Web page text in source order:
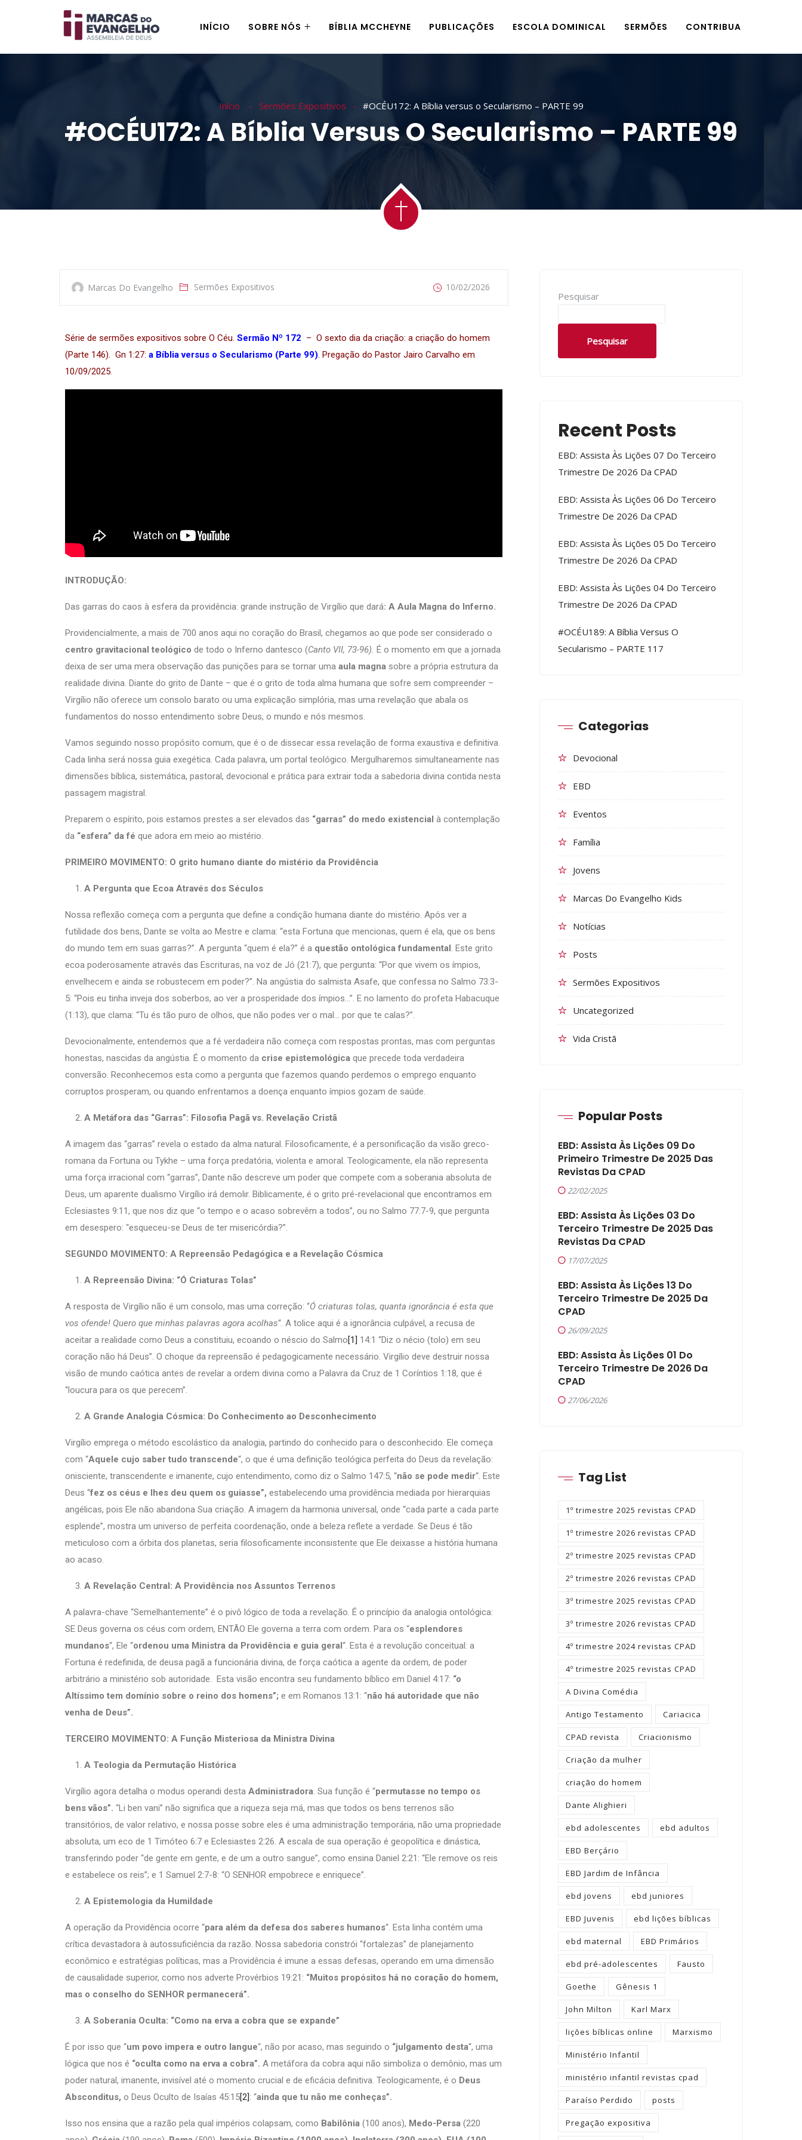
INÍCIO SOBRE NÓS BÍBLIA MCCHEYNE PUBLICAÇÕES ESCOLA DOMINICAL SERMÕES CONTRIBUA
Início Sermões Expositivos #OCÉU172: A Bíblia versus o Secularismo – PARTE 99
#OCÉU172: A Bíblia Versus O Secularismo – PARTE 99
Marcas Do Evangelho Sermões Expositivos 10/02/2026
Série de sermões expositivos sobre O Céu. Sermão Nº 172 – O sexto dia da criação: a criação do homem
(Parte 146). Gn 1:27: a Bíblia versus o Secularismo (Parte 99). Pregação do Pastor Jairo Carvalho em
10/09/2025.
INTRODUÇÃO:
Das garras do caos à esfera da providência: grande instrução de Virgílio que dará: A Aula Magna do Inferno.
Providencialmente, a mais de 700 anos aqui no coração do Brasil, chegamos ao que pode ser considerado o
centro gravitacional teológico de todo o Inferno dantesco (Canto VII, 73-96). É o momento em que a jornada
deixa de ser uma mera observação das punições para se tornar uma aula magna sobre a própria estrutura da
realidade divina. Diante do grito de Dante – que é o grito de toda alma humana que sofre sem compreender –
Virgílio não oferece um consolo barato ou uma explicação simplória, mas uma revelação que abala os
fundamentos do nosso entendimento sobre Deus, o mundo e nós mesmos.
Vamos seguindo nosso propósito comum, que é o de dissecar essa revelação de forma exaustiva e definitiva.
Cada linha será nossa guia exegética. Cada palavra, um portal teológico. Mergulharemos simultaneamente nas
dimensões bíblica, sistemática, pastoral, devocional e prática para extrair toda a sabedoria divina contida nesta
passagem magistral.
Preparem o espírito, pois estamos prestes a ser elevados das “garras” do medo existencial à contemplação
da “esfera” da fé que adora em meio ao mistério.
PRIMEIRO MOVIMENTO: O grito humano diante do mistério da Providência
A Pergunta que Ecoa Através dos Séculos
Nossa reflexão começa com a pergunta que define a condição humana diante do mistério. Após ver a
futilidade dos bens, Dante se volta ao Mestre e clama: “esta Fortuna que mencionas, quem é ela, que os bens
do mundo tem em suas garras?”. A pergunta “quem é ela?” é a questão ontológica fundamental. Este grito
ecoa poderosamente através das Escrituras, na voz de Jó (21:7), que pergunta: “Por que vivem os ímpios,
envelhecem e ainda se robustecem em poder?”. Na angústia do salmista Asafe, que confessa no Salmo 73:3-
5: “Pois eu tinha inveja dos soberbos, ao ver a prosperidade dos ímpios…”. E no lamento do profeta Habacuque
(1:13), que clama: “Tu és tão puro de olhos, que não podes ver o mal… por que te calas?”.
Devocionalmente, entendemos que a fé verdadeira não começa com respostas prontas, mas com perguntas
honestas, nascidas da angústia. É o momento da crise epistemológica que precede toda verdadeira
conversão. Reconhecemos esta como a pergunta que fazemos quando perdemos o emprego enquanto
corruptos prosperam, ou quando enfrentamos a doença enquanto ímpios gozam de saúde.
A Metáfora das “Garras”: Filosofia Pagã vs. Revelação Cristã
A imagem das “garras” revela o estado da alma natural. Filosoficamente, é a personificação da visão greco-
romana da Fortuna ou Tykhe – uma força predatória, violenta e amoral. Teologicamente, ela não representa
uma força irracional com “garras”, Dante não descreve um poder que compete com a soberania absoluta de
Deus, um aparente dualismo Virgílio irá demolir. Biblicamente, é o grito pré-revelacional que encontramos em
Eclesiastes 9:11, que nos diz que “o tempo e o acaso sobrevêm a todos”, ou no Salmo 77:7-9, que pergunta
em desespero: “esqueceu-se Deus de ter misericórdia?”.
SEGUNDO MOVIMENTO: A Repreensão Pedagógica e a Revelação Cósmica
A Repreensão Divina: “Ó Criaturas Tolas”
A resposta de Virgílio não é um consolo, mas uma correção: “Ó criaturas tolas, quanta ignorância é esta que
vos ofende! Quero que minhas palavras agora acolhas“. A tolice aqui é a ignorância culpável, a recusa de
aceitar a realidade como Deus a constituiu, ecoando o néscio do Salmo[1] 14:1 “Diz o nécio (tolo) em seu
coração não há Deus”. O choque da repreensão é pedagogicamente necessário. Virgílio deve destruir nossa
visão de mundo caótica antes de revelar a ordem divina como a Palavra da Cruz de 1 Coríntios 1:18, que é
“loucura para os que perecem”.
A Grande Analogia Cósmica: Do Conhecimento ao Desconhecimento
Virgílio emprega o método escolástico da analogia, partindo do conhecido para o desconhecido. Ele começa
com “Aquele cujo saber tudo transcende“, o que é uma definição teológica perfeita do Deus da revelação:
onisciente, transcendente e imanente, cujo entendimento, como diz o Salmo 147:5, “não se pode medir“. Este
Deus “fez os céus e lhes deu quem os guiasse”, estabelecendo uma providência mediada por hierarquias
angélicas, pois Ele não abandona Sua criação. A imagem da harmonia universal, onde “cada parte a cada parte
esplende”, mostra um universo de perfeita coordenação, onde a beleza reflete a verdade. Se Deus é tão
meticuloso com a órbita dos planetas, seria filosoficamente inconsistente que Ele deixasse a história humana
ao acaso.
A Revelação Central: A Providência nos Assuntos Terrenos
A palavra-chave “Semelhantemente” é o pivô lógico de toda a revelação. É o princípio da analogia ontológica:
SE Deus governa os céus com ordem, ENTÃO Ele governa a terra com ordem. Para os “esplendores
mundanos“, Ele “ordenou uma Ministra da Providência e guia geral“. Esta é a revolução conceitual: a
Fortuna é redefinida, de deusa pagã a funcionária divina, de força caótica a agente da ordem, de poder
arbitrário a ministério sob autoridade. Esta visão encontra seu fundamento bíblico em Daniel 4:17: “o
Altíssimo tem domínio sobre o reino dos homens”; e em Romanos 13:1: “não há autoridade que não
venha de Deus”.
TERCEIRO MOVIMENTO: A Função Misteriosa da Ministra Divina
A Teologia da Permutação Histórica
Virgílio agora detalha o modus operandi desta Administradora. Sua função é “permutasse no tempo os
bens vãos”. “Li ben vani” não significa que a riqueza seja má, mas que todos os bens terrenos são
transitórios, de valor relativo, e nossa posse sobre eles é uma administração temporária, não uma propriedade
absoluta, um eco de 1 Timóteo 6:7 e Eclesiastes 2:26. A escala de sua operação é geopolítica e dinástica,
transferindo poder “de gente em gente, e de um a outro sangue”, como ensina Daniel 2:21: “Ele remove os reis
e estabelece os reis”; e 1 Samuel 2:7-8: “O SENHOR empobrece e enriquece”.
A Epistemologia da Humildade
A operação da Providência ocorre “para além da defesa dos saberes humanos“. Esta linha contém uma
crítica devastadora à autossuficiência da razão. Nossa sabedoria constrói “fortalezas” de planejamento
econômico e estratégias políticas, mas a Providência é imune a essas defesas, operando em uma dimensão
de causalidade superior, como nos adverte Provérbios 19:21: “Muitos propósitos há no coração do homem,
mas o conselho do SENHOR permanecerá”.
A Soberania Oculta: “Como na erva a cobra que se expande”
É por isso que “um povo impera e outro langue“, não por acaso, mas seguindo o “julgamento desta“, uma
lógica que nos é “oculta como na erva a cobra”. A metáfora da cobra aqui não simboliza o demônio, mas um
poder natural, imanente, invisível até o momento crucial e de eficácia definitiva. Teologicamente, é o Deus
Absconditus, o Deus Oculto de Isaías 45:15[2]: “ainda que tu não me conheças”.
Isso nos ensina que a razão pela qual impérios colapsam, como Babilônia (100 anos), Medo-Persa (220
Pesquisar
Pesquisar
Recent Posts
EBD: Assista Às Lições 07 Do Terceiro
Trimestre De 2026 Da CPAD
EBD: Assista Às Lições 06 Do Terceiro
Trimestre De 2026 Da CPAD
EBD: Assista Às Lições 05 Do Terceiro
Trimestre De 2026 Da CPAD
EBD: Assista Às Lições 04 Do Terceiro
Trimestre De 2026 Da CPAD
#OCÉU189: A Bíblia Versus O
Secularismo – PARTE 117
Categorias
Devocional
EBD
Eventos
Família
Jovens
Marcas Do Evangelho Kids
Notícias
Posts
Sermões Expositivos
Uncategorized
Vida Cristã
Popular Posts
EBD: Assista Às Lições 09 Do
Primeiro Trimestre De 2025 Das
Revistas Da CPAD
22/02/2025
EBD: Assista Às Lições 03 Do
Terceiro Trimestre De 2025 Das
Revistas Da CPAD
17/07/2025
EBD: Assista Às Lições 13 Do
Terceiro Trimestre De 2025 Da
CPAD
26/09/2025
EBD: Assista Às Lições 01 Do
Terceiro Trimestre De 2026 Da
CPAD
27/06/2026
Tag List
1º trimestre 2025 revistas CPAD
1º trimestre 2026 revistas CPAD
2º trimestre 2025 revistas CPAD
2º trimestre 2026 revistas CPAD
3º trimestre 2025 revistas CPAD
3º trimestre 2026 revistas CPAD
4º trimestre 2024 revistas CPAD
4º trimestre 2025 revistas CPAD
A Divina Comédia
Antigo Testamento Cariacica
CPAD revista Criacionismo
Criação da mulher
criação do homem
Dante Alighieri
ebd adolescentes ebd adultos
EBD Berçário
EBD Jardim de Infância
ebd jovens ebd juniores
EBD Juvenis ebd lições bíblicas
ebd maternal EBD Primários
ebd pré-adolescentes Fausto
Goethe Gênesis 1
John Milton Karl Marx
lições bíblicas online Marxismo
Ministério Infantil
ministério infantil revistas cpad
Paraíso Perdido posts
Pregação expositiva